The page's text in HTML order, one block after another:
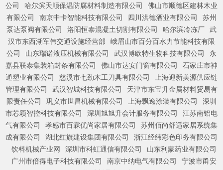
公司
哈尔滨天顺保温防腐材料制造有限公司
佛山市顺德区建林木业
有限公司
南京中卡智能科技有限公司 四川洪德酒业有限公司
苏州
泵达泵阀有限公司
洛阳恒泰混凝土切割有限公司 哈尔滨冷冻厂 武
汉市东西湖军伟交通设施经营部
峨眉山市百分百水力节能科技有限
公司
山东瑞诺液压机械有限公司 武汉博欧特生物科技有限公司
永
嘉县联泰集装箱封条有限公司
佛山市达安门窗有限公司
石家庄市神
通塑业有限公司
慈溪市七劲木工刀具有限公司
上海迎新美源供应链
管理有限公司
武汉智城科技有限公司
天津市东宝升金属材料贸易有
限责任公司
巩义市世昌机械有限公司 上海飘逸涂装有限公司
深圳
市芯颖智控科技有限公司
深圳旭旭升会计服务有限公司
江苏南铝电
气有限公司
孝感市百霖优尚家居有限公司
苏州佰尚舒适家居系统集
成有限公司
湖北红旗建设集团有限公司
浙江经纬彩色印务有限公司
饮料机械产业网
深圳市科虹通信有限公司
山东利蒙药业有限公司
广州市倍得电子科技有限公司
南京中纳电气有限公司
宁波市甬安